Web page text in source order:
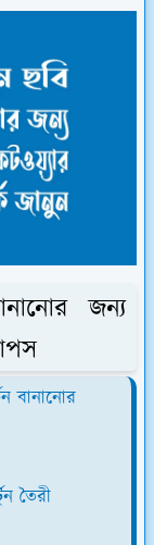
জন্য
বানানোর
তৈরী